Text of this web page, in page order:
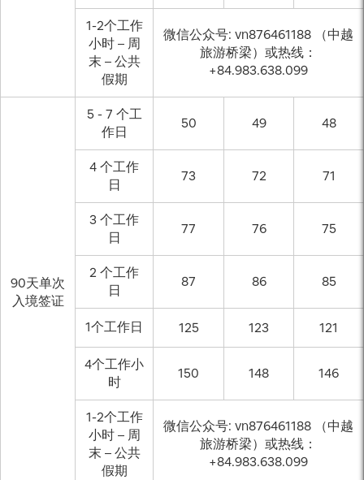
1-2个工作
小时 – 周
末 – 公共
假期
微信公众号: vn876461188 （中越
旅游桥梁）或热线：
+84.983.638.099
90天单次
入境签证
5 - 7 个工
作日
50 49 48
4 个工作
日
73 72 71
3 个工作
日
77 76 75
2 个工作
日
87 86 85
1个工作日 125 123 121
4个工作小
时
150 148 146
1-2个工作
小时 – 周
末 – 公共
假期
微信公众号: vn876461188 （中越
旅游桥梁）或热线：
+84.983.638.099